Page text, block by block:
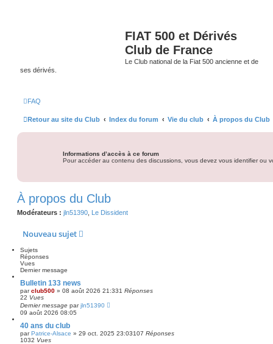
FIAT 500 et Dérivés
Club de France
Le Club national de la Fiat 500 ancienne et de
ses dérivés.
FAQ
Retour au site du Club Index du forum Vie du club À propos du Club
Informations d’accès à ce forum
Pour accéder au contenu des discussions, vous devez vous identifier ou
À propos du Club
Modérateurs : jln51390 Le Dissident
Nouveau sujet
Sujets
Réponses
Vues
Dernier message
Bulletin 133 news
parclub500 » 08 août 2026 21:331 Réponses
22 Vues
Dernier message parjln51390
09 août 2026 08:05
40 ans du club
parPatrice-Alsace » 29 oct. 2025 23:03107 Réponses
1032 Vues